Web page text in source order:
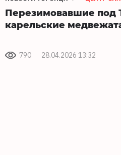
Перезимовавшие под
карельские
790 28.04.2026 13:32